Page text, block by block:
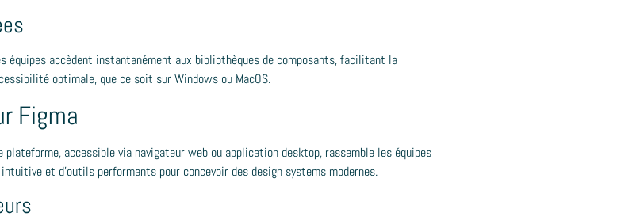
équipes accèdent instantanément aux bibliothèques de composants, facilitant la
optimale, que ce soit sur Windows ou MacOS.
Figma
accessible via navigateur web ou application desktop, rassemble les équipes
et d'outils performants pour concevoir des design systems modernes.